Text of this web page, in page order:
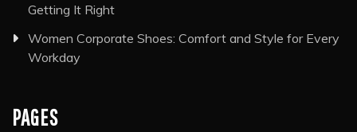
Getting It Right
Women Corporate Shoes: Comfort and Style for Every
Workday
PAGES